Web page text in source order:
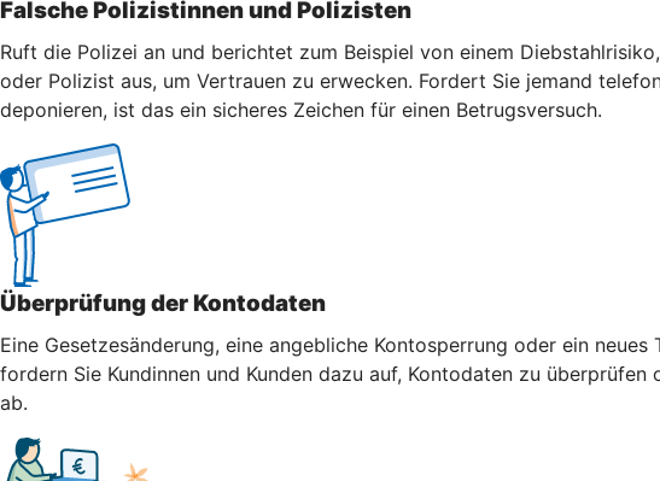
Falsche Polizistinnen und Polizisten
Ruft die Polizei an und berichtet zum Beispiel von einem
oder Polizist aus, um Vertrauen zu erwecken. Fordert Sie jemand
deponieren, ist das ein sicheres Zeichen für einen Betrugsversuch.
Überprüfung der Kontodaten
Eine Gesetzesänderung, eine angebliche Kontosperrung oder ein
fordern Sie Kundinnen und Kunden dazu auf, Kontodaten zu
ab.